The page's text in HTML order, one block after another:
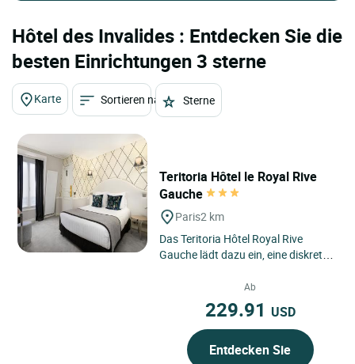
Hôtel des Invalides : Entdecken Sie die
besten Einrichtungen 3 sterne
Karte Sortieren nach Sterne
Teritoria Hôtel le Royal Rive
Gauche
Paris2 km
Das Teritoria Hôtel Royal Rive
Gauche lädt dazu ein, eine diskrete
Arrondissements von Paris...
Ab
229.91 USD
Entdecken Sie